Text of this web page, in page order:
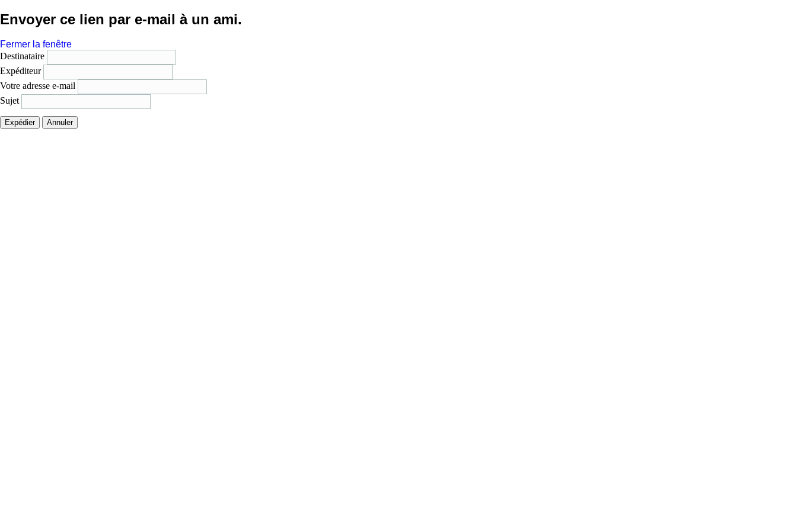
Envoyer ce lien par e-mail à un ami.
Fermer la fenêtre
Destinataire
Expéditeur
Votre adresse e-mail
Sujet
Expédier Annuler